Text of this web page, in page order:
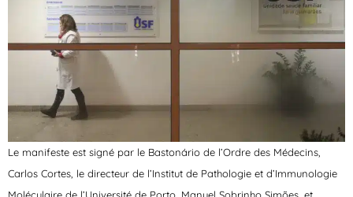
Le manifeste est signé par le Bastonário de l’Ordre des Médecins,
Carlos Cortes, le directeur de l’Institut de Pathologie et d’Immunologie